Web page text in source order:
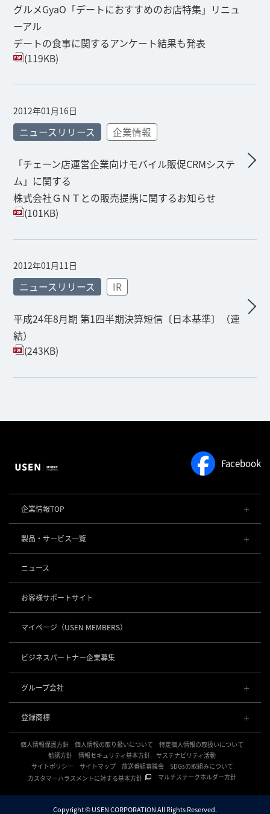
グルメGyaO「デートにおすすめのお店特集」リニュ
ーアル
デートの食事に関するアンケート結果も発表
(119KB)
2012年01月16日
ニュースリリース 企業情報
「チェーン店運営企業向けモバイル販促CRMシステ
ム」に関する
株式会社ＧＮＴとの販売提携に関するお知らせ
(101KB)
2012年01月11日
ニュースリリース IR
平成24年8月期 第1四半期決算短信〔日本基準〕（連
結）
(243KB)
Facebook
企業情報TOP
会社概要・役員一覧
事業内容
社長メッセージ
事業所一覧
店舗DX
グループ会社
製品・サービス一覧
POSレジ 他
USENレジ
USENセルフレジ
USENレジTAB HEALTHCARE
USEN ハンディ
USEN Mobile Order
USEN Tablet Order
USEN Order & Pay
USEN My Menu Premium
キャッシュレス決済
USEN PAY
USEN PAY QR
KettyBot Pro（配膳）
PuduBot2（配膳）
BellaBot Pro（配膳）
PUDU T300（運搬）
PUDU CC1（清掃）
KLEENBOT C30（清掃）
PUDU MT1（清掃）
集客・予約
USEN SMART RESERVE
ヒトサラ
サロン向け予約システム
「USEN RESERVE BEAUTY」
⁩音楽配信
USEN MUSIC Entertainment
OTORAKU -音・楽-
CM録音機能つきBGM
海外店舗BGM
複数店舗の配信管理
通信
USEN AIR UNLIMITED
USEN AIR
USEN光
USEN Wi-Fi
USEN PHONE
防犯カメラ
USEN Camera
NEXTクラウドビュー
サイネージ
開業サポート
お役立ち情報
ニュース
お客様サポートサイト
マイページ （USEN MEMBERS）
ビジネスパートナー企業募集
グループ会社
USEN & U-NEXT GROUP
株式会社 U-NEXT HOLDINGS
登録商標
登録第７０２６８８０号
登録第６６５８３１３号
登録第６６１８６０３号
登録第６３８６７４６号
登録第６１５８６１６号
登録第６０１６５１３号
個人情報保護方針 個人情報の取り扱いについて
特定個人情報の取扱いについて
勧誘方針
情報セキュリティ基本方針
サステナビリティ活動
サイトポリシー
サイトマップ 放送番組審議会
SDGsの取組みについて
カスタマーハラスメントに対する基本方針
マルチステークホルダー方針
Copyright © USEN CORPORATION All Rights Reserved.